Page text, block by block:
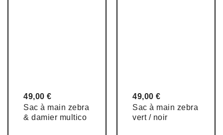
49,00 €
Sac à main zebra
& damier multico
49,00 €
Sac à main zebra
vert / noir